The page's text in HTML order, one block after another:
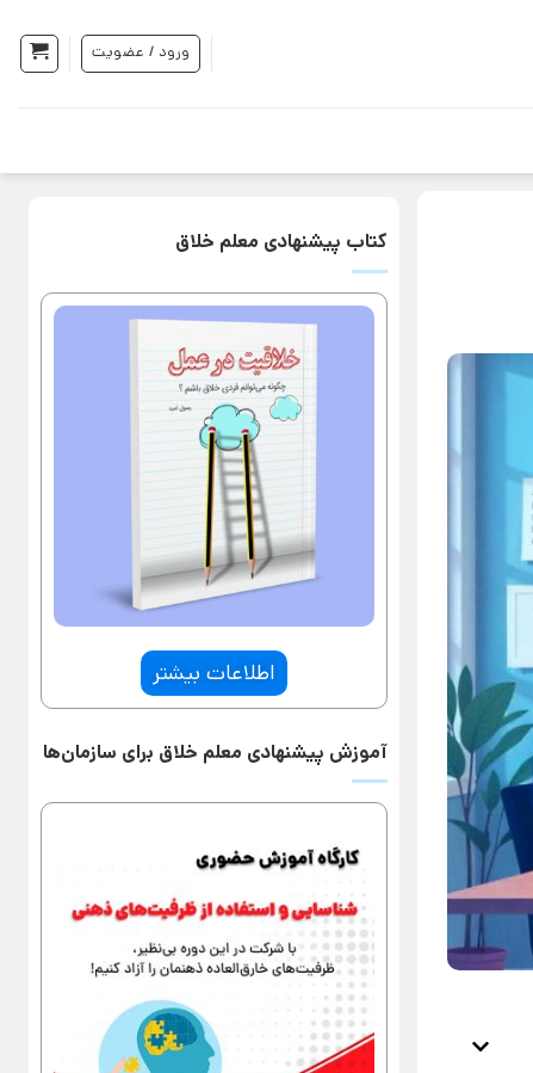
ورود / عضویت
کتاب پیشنهادی معلم خلاق
اطلاعات بیشتر
آموزش پیشنهادی معلم خلاق برای سازمان‌ها